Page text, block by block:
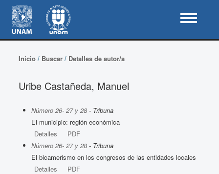
Inicio/ Buscar/ Detalles de autor/a
Uribe Castañeda, Manuel
Número 26- 27 y 28- Tribuna
El municipio: región económica
Detalles
PDF
Número 26- 27 y 28- Tribuna
El bicamerismo en los congresos de las entidades locales
Detalles
PDF